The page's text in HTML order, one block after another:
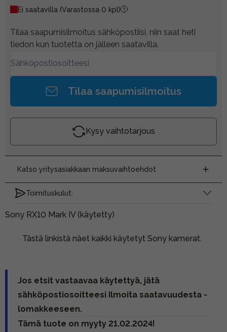
Ei saatavilla (Varastossa 0 kpl)
Tilaa saapumisilmoitus sähköpostiisi, niin saat heti
tiedon kun tuotetta on jälleen saatavilla.
Tilaa saapumisilmoitus
Kysy vaihtotarjous
Katso yritysasiakkaan maksuvaihtoehdot
Toimituskulut:
Sony RX10 Mark IV (käytetty)
Tästä linkistä näet kaikki käytetyt Sony kamerat.
Jos etsit vastaavaa käytettyä, jätä
sähköpostiosoitteesi Ilmoita saatavuudesta -
lomakkeeseen.
Tämä tuote on myyty 21.02.2024!